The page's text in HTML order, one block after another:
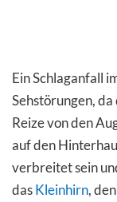
Ein Schlaganfall
Sehstörungen,
Reize von den
auf den
verbreitet sein
dasKleinhirn, den